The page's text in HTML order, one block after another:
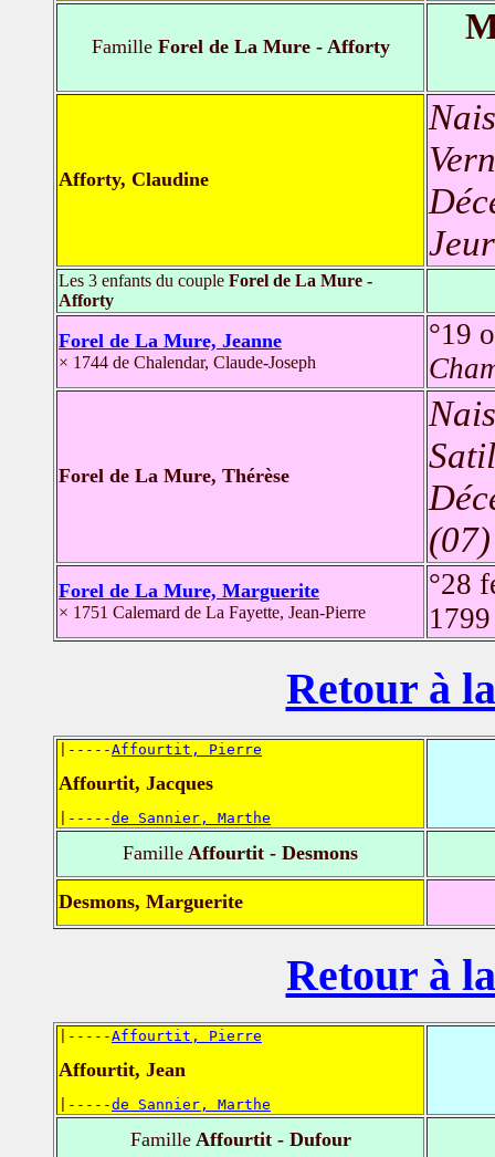
FamilleForel de La Mure - Afforty
Afforty, Claudine
Les 3 enfants du couple Forel de La Mure -
Afforty
Forel de La Mure, Jeanne
× 1744 de Chalendar, Claude-Joseph
°19
Forel de La Mure, Thérèse
(07)
Forel de La Mure, Marguerite
× 1751 Calemard de La Fayette, Jean-Pierre
°28
Retour à
|-----Affourtit, Pierre
Affourtit, Jacques
|-----de Sannier, Marthe
Famille Affourtit - Desmons
Desmons, Marguerite
Retour à
|-----Affourtit, Pierre
Affourtit, Jean
|-----de Sannier, Marthe
FamilleAffourtit - Dufour